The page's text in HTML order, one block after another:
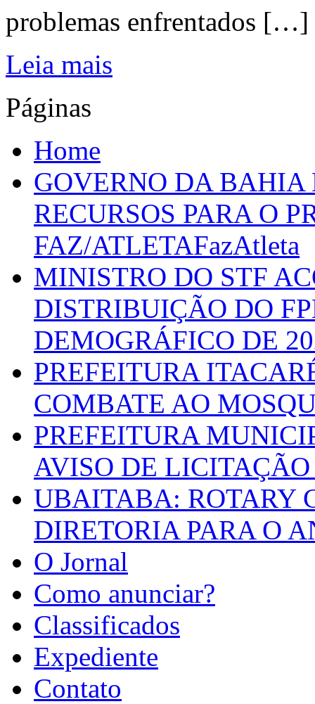
problemas enfrentados […]
Leia mais
Páginas
Home
GOVERNO DA
RECURSOS PARA O
FAZ/ATLETAFazAtleta
MINISTRO DO STF
DISTRIBUIÇÃO DO
DEMOGRÁFICO DE
PREFEITURA
COMBATE AO
PREFEITURA
AVISO DE LICITAÇÃO
UBAITABA: ROTARY
DIRETORIA PARA O
O Jornal
Como anunciar?
Classificados
Expediente
Contato